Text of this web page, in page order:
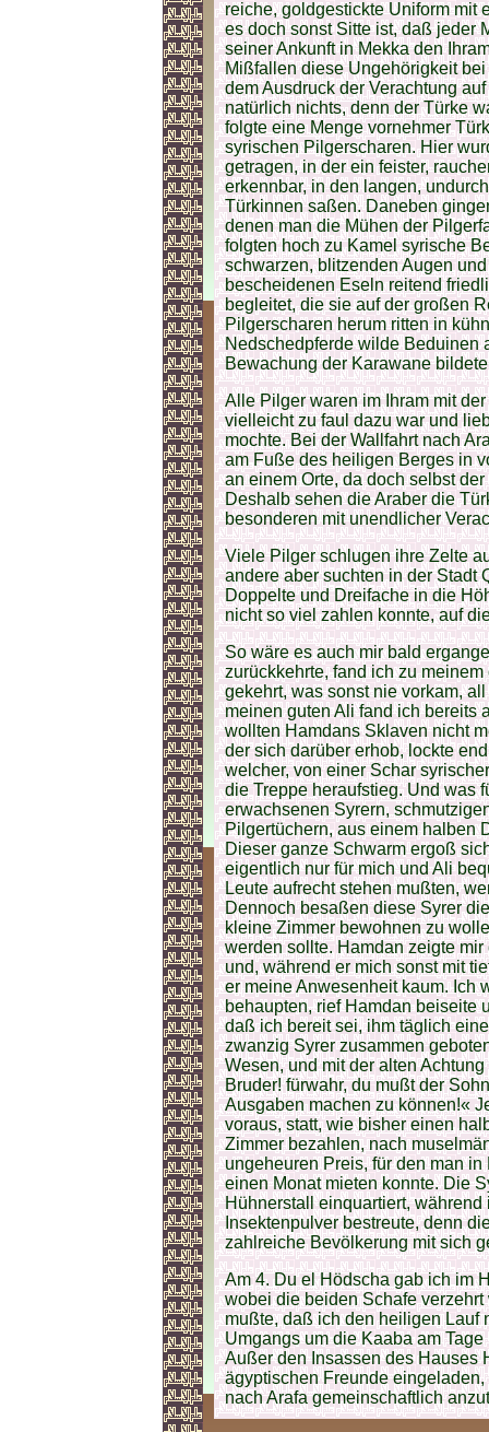
reiche, goldgestickte Uniform mit
es doch sonst Sitte ist, daß jeder
seiner Ankunft in Mekka den
Mißfallen diese Ungehörigkeit
dem Ausdruck der Verachtung
natürlich nichts, denn der Türke
folgte eine Menge vornehmer
syrischen Pilgerscharen. Hier
getragen, in der ein feister,
erkennbar, in den langen,
Türkinnen saßen. Daneben
denen man die Mühen der
folgten hoch zu Kamel syrische
schwarzen, blitzenden Augen
bescheidenen Eseln reitend
begleitet, die sie auf der großen
Pilgerscharen herum ritten in
Nedschedpferde wilde Beduinen
Bewachung der Karawane
Alle Pilger waren im Ihram mit
vielleicht zu faul dazu war und
mochte. Bei der Wallfahrt nach
am Fuße des heiligen Berges in
an einem Orte, da doch selbst
Deshalb sehen die Araber die
besonderen mit unendlicher
Viele Pilger schlugen ihre Zelte
andere aber suchten in der Stadt
Doppelte und Dreifache in die
nicht so viel zahlen konnte, auf
So wäre es auch mir bald
zurückkehrte, fand ich zu
gekehrt, was sonst nie vorkam,
meinen guten Ali fand ich bereits
wollten Hamdans Sklaven nicht
der sich darüber erhob, lockte
welcher, von einer Schar
die Treppe heraufstieg. Und was
erwachsenen Syrern,
Pilgertüchern, aus einem halben
Dieser ganze Schwarm ergoß
eigentlich nur für mich und Ali
Leute aufrecht stehen mußten,
Dennoch besaßen diese Syrer
kleine Zimmer bewohnen zu
werden sollte. Hamdan zeigte
und, während er mich sonst mit
er meine Anwesenheit kaum. Ich
behaupten, rief Hamdan beiseite
daß ich bereit sei, ihm täglich
zwanzig Syrer zusammen
Wesen, und mit der alten
Bruder! fürwahr, du mußt der
Ausgaben machen zu können!«
voraus, statt, wie bisher einen
Zimmer bezahlen, nach
ungeheuren Preis, für den man
einen Monat mieten konnte. Die
Hühnerstall einquartiert,
Insektenpulver bestreute, denn
zahlreiche Bevölkerung mit sich
Am 4. Du el Hödscha gab ich im
wobei die beiden Schafe
mußte, daß ich den heiligen Lauf
Umgangs um die Kaaba am
Außer den Insassen des Hauses
ägyptischen Freunde
nach Arafa gemeinschaftlich